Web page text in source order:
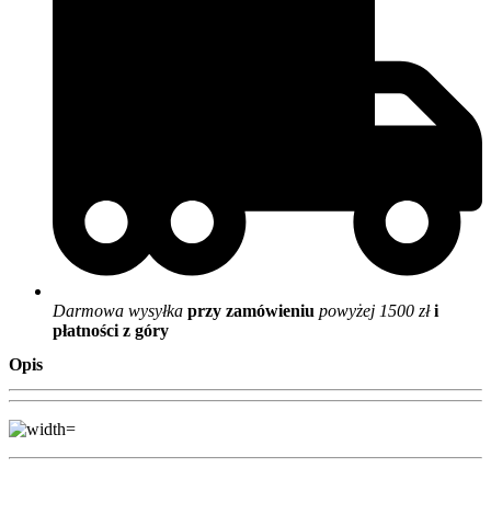
Darmowa wysyłka przy zamówieniu powyżej 1500 złi
płatności z góry
Opis